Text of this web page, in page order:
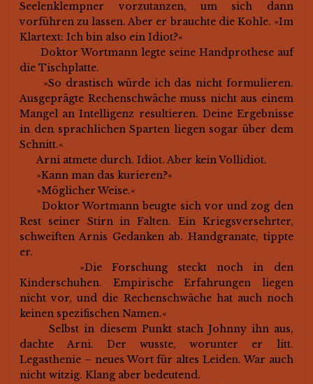
Seelenklempner vorzutanzen, um sich dann
vorführen zu lassen. Aber er brauchte die Kohle. »Im
Klartext: Ich bin also ein Idiot?«
Doktor Wortmann legte seine Handprothese auf
die Tischplatte.
»So drastisch würde ich das nicht formulieren.
Ausgeprägte Rechenschwäche muss nicht aus einem
Mangel an Intelligenz resultieren. Deine Ergebnisse
in den sprachlichen Sparten liegen sogar über dem
Schnitt.«
Arni atmete durch. Idiot. Aber kein Vollidiot.
»Kann man das kurieren?«
»Möglicher Weise.«
Doktor Wortmann beugte sich vor und zog den
Rest seiner Stirn in Falten. Ein Kriegsversehrter,
schweiften Arnis Gedanken ab. Handgranate, tippte
er.
»Die Forschung steckt noch in den
Kinderschuhen. Empirische Erfahrungen liegen
nicht vor, und die Rechenschwäche hat auch noch
keinen spezifischen Namen.«
Selbst in diesem Punkt stach Johnny ihn aus,
dachte Arni. Der wusste, worunter er litt.
Legasthenie – neues Wort für altes Leiden. War auch
nicht witzig. Klang aber bedeutend.